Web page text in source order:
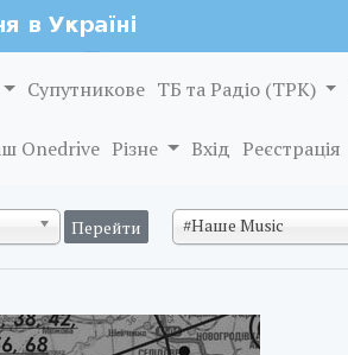
Супутникове ТБ та Радіо (ТРК)
Onedrive Різне Вхід Реєстрація
#Наше Music